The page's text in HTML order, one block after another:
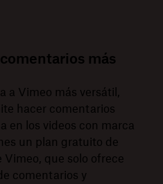
más
a Vimeo más versátil,
hacer comentarios
en los videos con marca
un plan gratuito de
Vimeo, que solo ofrece
comentarios y